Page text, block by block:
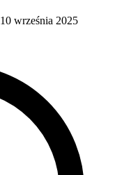
10 września 2025